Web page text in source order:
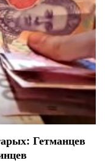
Гетманцев